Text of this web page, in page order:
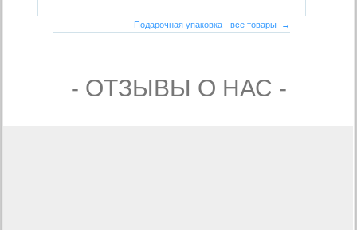
Подарочная упаковка - все товары →
- ОТЗЫВЫ О НАС -